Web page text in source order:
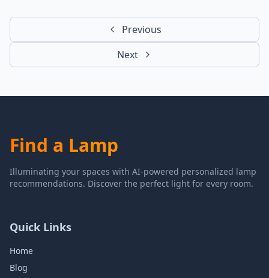
Previous
Next
Find a Lamp
Illuminating your spaces with AI-powered personalized lamp
recommendations. Discover the perfect light for every room.
Quick Links
Home
Blog